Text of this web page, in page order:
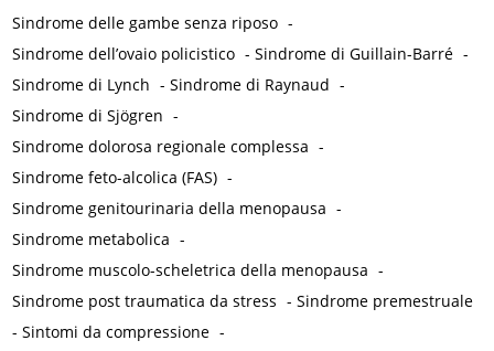
Sindrome delle gambe senza riposo -
Sindrome dell’ovaio policistico -Sindrome di Guillain-Barré -
Sindrome di Lynch -Sindrome di Raynaud -
Sindrome di Sjögren -
Sindrome dolorosa regionale complessa -
Sindrome feto-alcolica (FAS) -
Sindrome genitourinaria della menopausa -
Sindrome metabolica -
Sindrome muscolo-scheletrica della menopausa -
Sindrome post traumatica da stress -Sindrome premestruale
-Sintomi da compressione -